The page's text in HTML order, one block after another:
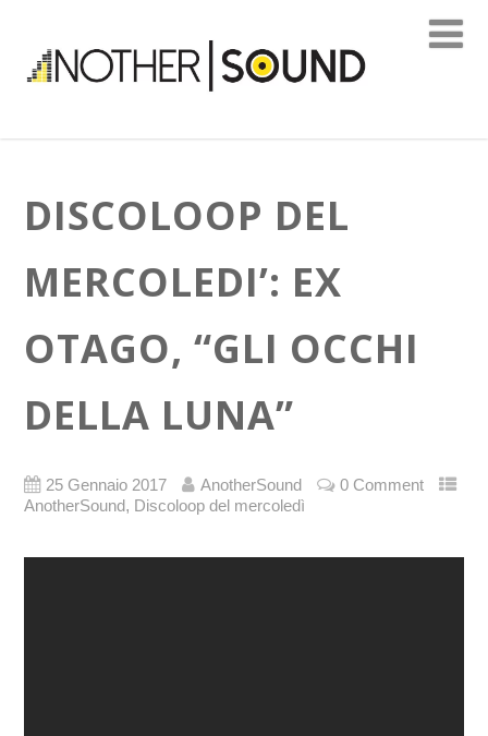
DISCOLOOP DEL
MERCOLEDI’: EX
OTAGO, “GLI OCCHI
DELLA LUNA”
25 Gennaio 2017 AnotherSound
0 Comment
AnotherSound, Discoloop del mercoledì